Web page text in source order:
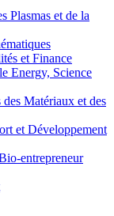
Plasmas et de la
et Finance
Energy, Science
Matériaux et des
et Développement
entrepreneur